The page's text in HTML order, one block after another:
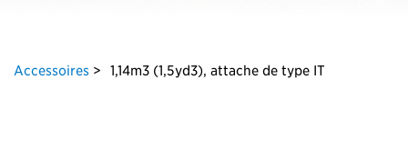
Accessoires 1,14m3 (1,5yd3), attache de type IT